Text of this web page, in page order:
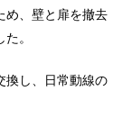
め、壁と扉を撤去
。
換し、日常動線の